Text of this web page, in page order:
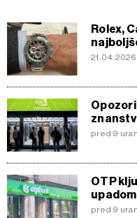
Rolex,
21.04.2026
pred 9
OTP
pred 9